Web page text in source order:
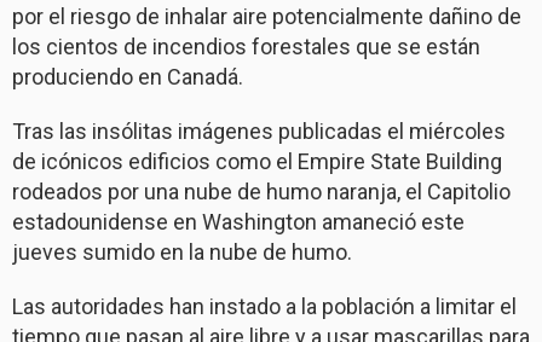
por el riesgo de inhalar aire potencialmente dañino de
los cientos de incendios forestales que se están
produciendo en Canadá.
Tras las insólitas imágenes publicadas el miércoles
de icónicos edificios como el Empire State Building
rodeados por una nube de humo naranja, el Capitolio
estadounidense en Washington amaneció este
jueves sumido en la nube de humo.
Las autoridades han instado a la población a limitar el
tiempo que pasan al aire libre y a usar mascarillas para